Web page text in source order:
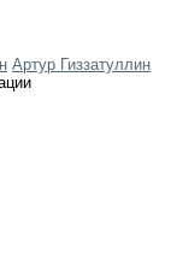
Артур Гиззатуллин